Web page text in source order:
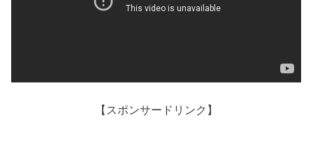
【スポンサードリンク】